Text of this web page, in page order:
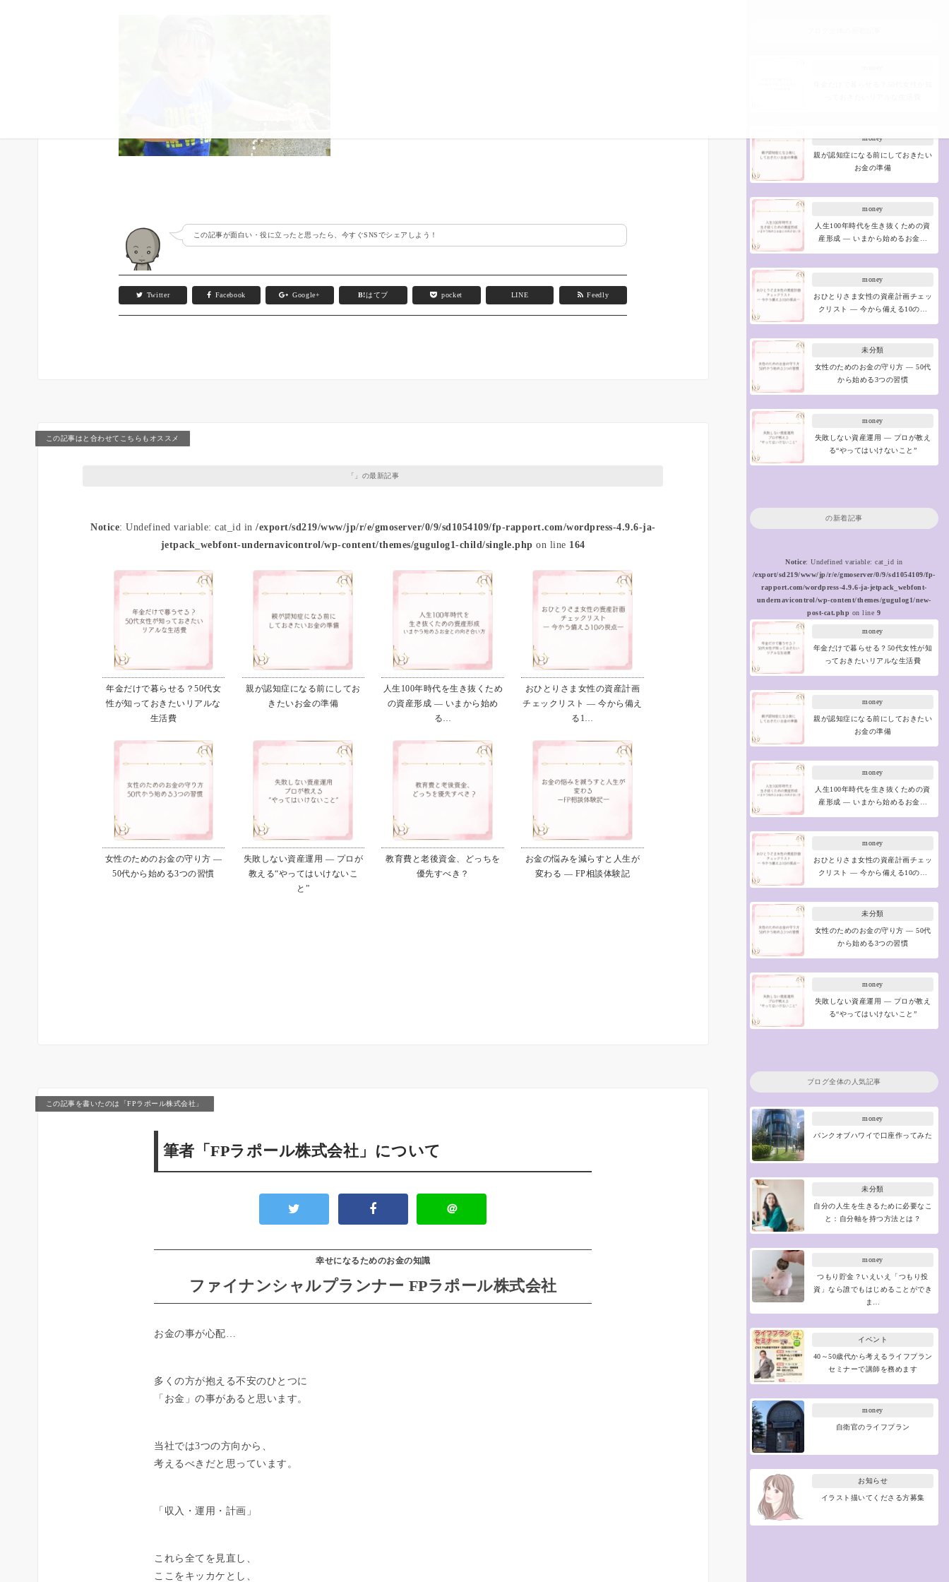
この記事が面白い・役に立ったと思ったら、今すぐSNSでシェアしよう！
Twitter Facebook Google+ B!はてブ pocket LINE Feedly
この記事はと合わせてこちらもオススメ
「」の最新記事
Notice: Undefined variable: cat_id in/export/sd219/www/jp/r/e/gmoserver/0/9/sd1054109/fp-rapport.com/wordpress-4.9.6-ja-
jetpack_webfont-undernavicontrol/wp-content/themes/gugulog1-child/single.php on line 164
年金だけで暮らせる？50代女
性が知っておきたいリアルな
生活費
親が認知症になる前にしてお
きたいお金の準備
人生100年時代を生き抜くため
の資産形成 ― いまから始め
る…
おひとりさま女性の資産計画
チェックリスト ― 今から備え
る1…
女性のためのお金の守り方 ―
50代から始める3つの習慣
失敗しない資産運用 ― プロが
教える“やってはいけないこ
と”
教育費と老後資金、どっちを
優先すべき？
お金の悩みを減らすと人生が
変わる ― FP相談体験記
この記事を書いたのは「FPラポール株式会社」
筆者「FPラポール株式会社」について
＠
幸せになるためのお金の知識
ファイナンシャルプランナー FPラポール株式会社
お金の事が心配…
多くの方が抱える不安のひとつに
「お金」の事があると思います。
当社では3つの方向から、
考えるべきだと思っています。
「収入・運用・計画」
これら全てを見直し、
ここをキッカケとし、
money
親が認知症になる前にしておきたい
お金の準備
money
人生100年時代を生き抜くための資
産形成 ― いまから始めるお金…
money
おひとりさま女性の資産計画チェッ
クリスト ― 今から備える10の…
未分類
女性のためのお金の守り方 ― 50代
から始める3つの習慣
money
失敗しない資産運用 ― プロが教え
る“やってはいけないこと”
の新着記事
Notice: Undefined variable: cat_id in
/export/sd219/www/jp/r/e/gmoserver/0/9/sd1054109/fp-
rapport.com/wordpress-4.9.6-ja-jetpack_webfont-
undernavicontrol/wp-content/themes/gugulog1/new-
post-cat.php on line 9
money
年金だけで暮らせる？50代女性が知
っておきたいリアルな生活費
money
親が認知症になる前にしておきたい
お金の準備
money
人生100年時代を生き抜くための資
産形成 ― いまから始めるお金…
money
おひとりさま女性の資産計画チェッ
クリスト ― 今から備える10の…
未分類
女性のためのお金の守り方 ― 50代
から始める3つの習慣
money
失敗しない資産運用 ― プロが教え
る“やってはいけないこと”
ブログ全体の人気記事
money
バンクオブハワイで口座作ってみた
未分類
自分の人生を生きるために必要なこ
と：自分軸を持つ方法とは？
money
つもり貯金？いえいえ「つもり投
資」なら誰でもはじめることができ
ま…
イベント
40～50歳代から考えるライフプラン
セミナーで講師を務めます
money
自衛官のライフプラン
お知らせ
イラスト描いてくださる方募集